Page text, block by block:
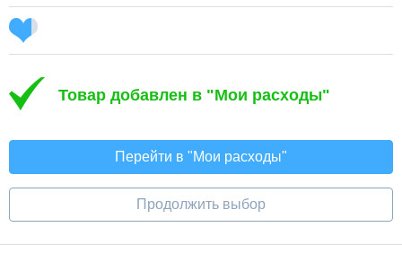
Товар добавлен в "Мои расходы"
Перейти в "Мои расходы"
Продолжить выбор